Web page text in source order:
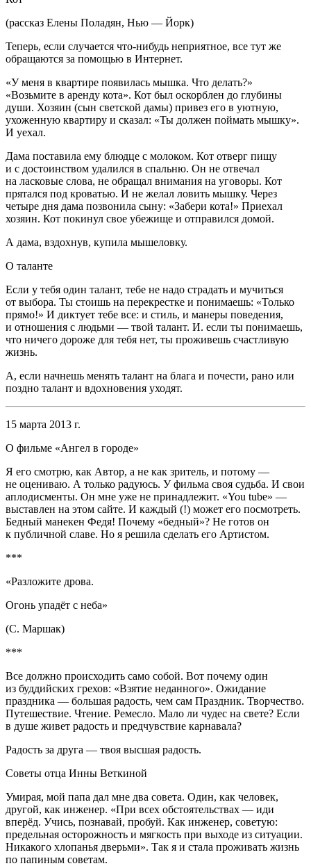
(рассказ Елены Поладян, Нью — Йорк)
Теперь, если случается что-нибудь неприятное, все тут же
обращаются за помощью в Интернет.
«У меня в квартире появилась мышка. Что делать?»
«Возьмите в аренду кота». Кот был оскорблен до глубины
души. Хозяин (сын светской дамы) привез его в уютную,
ухоженную квартиру и сказал: «Ты должен поймать мышку».
И уехал.
Дама поставила ему блюдце с молоком. Кот отверг пищу
и с достоинством удалился в спальню. Он не отвечал
на ласковые слова, не обращал внимания на уговоры. Кот
прятался под кроватью. И не желал ловить мышку. Через
четыре дня дама позвонила сыну: «Забери кота!» Приехал
хозяин. Кот покинул свое убежище и отправился домой.
А дама, вздохнув, купила мышеловку.
О таланте
Если у тебя один талант, тебе не надо страдать и мучиться
от выбора. Ты стоишь на перекрестке и понимаешь: «Только
прямо!» И диктует тебе все: и стиль, и манеры поведения,
и отношения с людьми — твой талант. И. если ты понимаешь,
что ничего дороже для тебя нет, ты проживешь счастливую
жизнь.
А, если начнешь менять талант на блага и почести, рано или
поздно талант и вдохновения уходят.
15 марта 2013 г.
О фильме «Ангел в городе»
Я его смотрю, как Автор, а не как зритель, и потому —
не оцениваю. А только радуюсь. У фильма своя судьба. И свои
аплодисменты. Он мне уже не принадлежит. «You tube» —
выставлен на этом сайте. И каждый (!) может его посмотреть.
Бедный манекен Федя! Почему «бедный»? Не готов он
к публичной славе. Но я решила сделать его Артистом.
***
«Разложите дрова.
Огонь упадёт с неба»
(С. Маршак)
***
Все должно происходить само собой. Вот почему один
из буддийских грехов: «Взятие неданного». Ожидание
праздника — большая радость, чем сам Праздник. Творчество.
Путешествие. Чтение. Ремесло. Мало ли чудес на свете? Если
в душе живет радость и предчувствие карнавала?
Радость за друга — твоя высшая радость.
Советы отца Инны Веткиной
Умирая, мой папа дал мне два совета. Один, как человек,
другой, как инженер. «При всех обстоятельствах — иди
вперёд. Учись, познавай, пробуй. Как инженер, советую:
предельная осторожность и мягкость при выходе из ситуации.
Никакого хлопанья дверьми». Так я и стала проживать жизнь
по папиным советам.